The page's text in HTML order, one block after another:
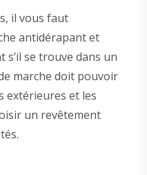
il vous faut
antidérapant et
se trouve dans un
marche doit pouvoir
extérieures et les
un revêtement